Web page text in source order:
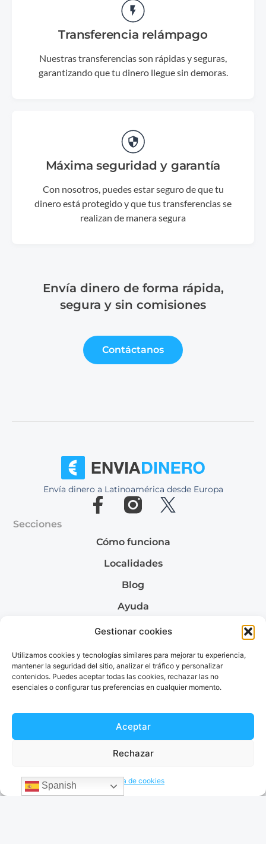
Gestionar cookies
Utilizamos cookies y tecnologías similares para mejorar tu experiencia,
mantener la seguridad del sitio, analizar el tráfico y personalizar
contenidos. Puedes aceptar todas las cookies, rechazar las no
esenciales o configurar tus preferencias en cualquier momento.
Aceptar
Rechazar
Política de cookies
Transferencia relámpago
Nuestras transferencias son rápidas y seguras,
garantizando que tu dinero llegue sin demoras.
Máxima seguridad y garantía
Con nosotros, puedes estar seguro de que tu
dinero está protegido y que tus transferencias se
realizan de manera segura
Envía dinero de forma rápida,
segura y sin comisiones
Contáctanos
Envía dinero a
Envía dinero a Venezuela
Envía dinero a Argentina
Envía dinero a Latinoamérica desde Europa
Secciones
Cómo funciona
Localidades
Blog
Ayuda
Quiénes somos
Spanish